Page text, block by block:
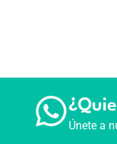
Únete a